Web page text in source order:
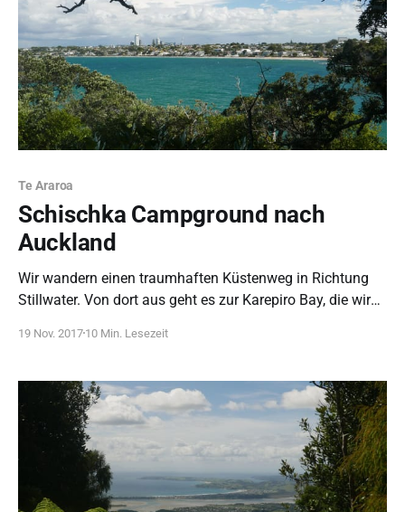
Te Araroa
Schischka Campground nach
Auckland
Wir wandern einen traumhaften Küstenweg in Richtung
Stillwater. Von dort aus geht es zur Karepiro Bay, die wir
immer noch hüfttief. In Auckland sortieren wir erstmal ein
19 Nov. 2017 10 Min. Lesezeit